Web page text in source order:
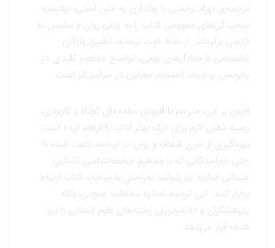
ترجمه‌ی بهزاد رحمتی با وفاداری به متن اصلی، توانسته
پیچیدگی‌های مفهومی کتاب را به زبانی روان و سلیس به
فارسی برگرداند. از نقاط قوت ترجمه، تطبیق واژگان
تخصصی با معادل‌های بومی، توضیح مفاهیم کلیدی در
پانویس، و ایجاد انسجام معنایی در سراسر اثر است.
افزون بر این، مترجم با افزودن مقدمه‌ای کوتاه و کاربردی،
زمینه‌ ذهنی لازم برای درک بهتر کتاب را فراهم کرده است.
بهره‌گیری از نثری شفاف و روان در ترجمه، باعث شده تا
حتی خوانندگانی که با مفاهیم جامعه‌شناسی آشنایی
چندانی ندارند نیز بتوانند به‌راحتی با مباحث کتاب ارتباط
برقرار کنند. این ترجمه نه‌تنها مخاطب عمومی، بلکه
پژوهشگران و دانشجویان رشته‌های علوم انسانی را نیز
هدف قرار می‌دهد.